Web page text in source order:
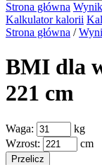
Strona główna
Kalkulator kalorii
Strona główna /
BMI dla
221 cm
Waga:
kg
Wzrost:
cm
Przelicz